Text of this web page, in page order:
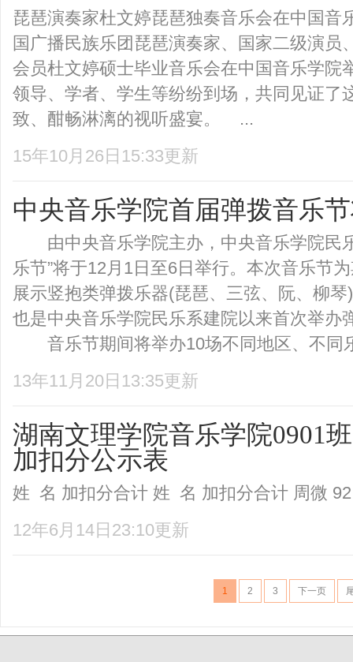
琵琶演奏家杜文婷琵琶独奏音乐会在中国
国广播民族乐团琵琶演奏家、国家二级演员
会员杜文婷硕士毕业音乐会在中国音乐学院
领导、学者、学生等纷纷到场，共同见证了
致、酣畅淋漓的视听盛宴。 ...
15年10月26日15:33更新
中央音乐学院首届弹拨音乐
由中央音乐学院主办，中央音乐学院民
乐节”将于12月1日至6日举行。本次音乐节
展示竖抱类弹拨乐器(琵琶、三弦、阮、柳
也是中央音乐学院民乐系建院以来首次举办
音乐节期间将举办10场不同地区、不同
13年11月20日13:35更新
湖南文理学院音乐学院0901
加扣分公示表
姓 名 加扣分合计 姓 名 加扣分合计 周微
12年6月14日23:10更新
1 2 3 下一页